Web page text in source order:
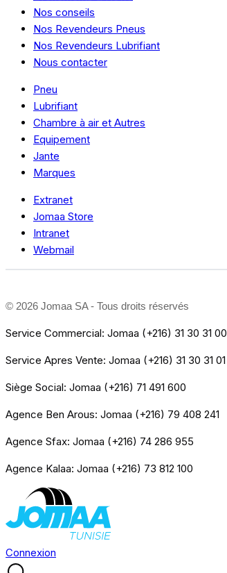
Nos conseils
Nos Revendeurs Pneus
Nos Revendeurs Lubrifiant
Nous contacter
Pneu
Lubrifiant
Chambre à air et Autres
Equipement
Jante
Marques
Extranet
Jomaa Store
Intranet
Webmail
© 2026 Jomaa SA - Tous droits réservés
Service Commercial: Jomaa (+216) 31 30 31 00
Service Apres Vente: Jomaa (+216) 31 30 31 01
Siège Social: Jomaa (+216) 71 491 600
Agence Ben Arous: Jomaa (+216) 79 408 241
Agence Sfax: Jomaa (+216) 74 286 955
Agence Kalaa: Jomaa (+216) 73 812 100
Connexion